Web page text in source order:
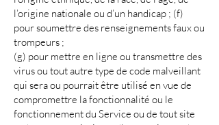
l’origine nationale ou d’un handicap ; (f)
pour soumettre des renseignements faux ou
trompeurs ;
(g) pour mettre en ligne ou transmettre des
virus ou tout autre type de code malveillant
qui sera ou pourrait être utilisé en vue de
compromettre la fonctionnalité ou le
fonctionnement du Service ou de tout site